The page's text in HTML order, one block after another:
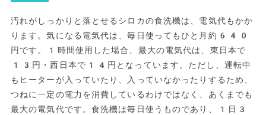
汚れがしっかりと落とせるシロカの食洗機は、電気代もかか
ります。気になる電気代は、毎日使ってもひと月約640
円です。1時間使用した場合、最大の電気代は、東日本で
13円・西日本で14円となっています。ただし、運転中
もヒーターが入っていたり、入っていなかったりするため、
つねに一定の電力を消費しているわけではなく、あくまでも
最大の電気代です。食洗機は毎日使うものであり、1日3